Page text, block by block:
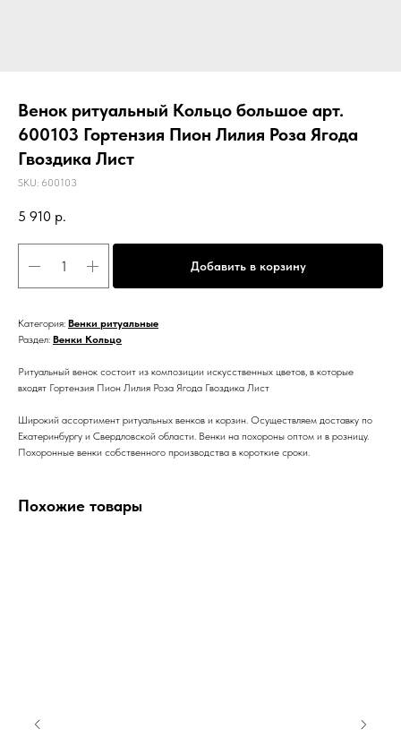
Венок ритуальный Кольцо большое арт.
600103 Гортензия Пион Лилия Роза Ягода
Гвоздика Лист
SKU: 600103
5 910 р.
Добавить в корзину
Категория: Венки ритуальные
Раздел: Венки Кольцо
Ритуальный венок состоит из композиции искусственных цветов, в которые
входят Гортензия Пион Лилия Роза Ягода Гвоздика Лист
Широкий ассортимент ритуальных венков и корзин. Осуществляем доставку по
Екатеринбургу и Свердловской области. Венки на похороны оптом и в розницу.
Похоронные венки собственного производства в короткие сроки.
Похожие товары